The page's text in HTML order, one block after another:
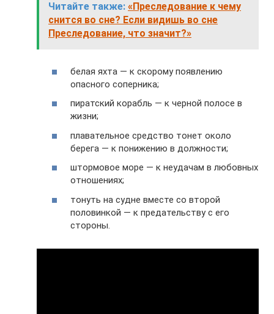
Читайте также: «Преследование к чему
снится во сне? Если видишь во сне
Преследование, что значит?»
белая яхта — к скорому появлению
опасного соперника;
пиратский корабль — к черной полосе в
жизни;
плавательное средство тонет около
берега — к понижению в должности;
штормовое море — к неудачам в любовных
отношениях;
тонуть на судне вместе со второй
половинкой — к предательству с его
стороны.